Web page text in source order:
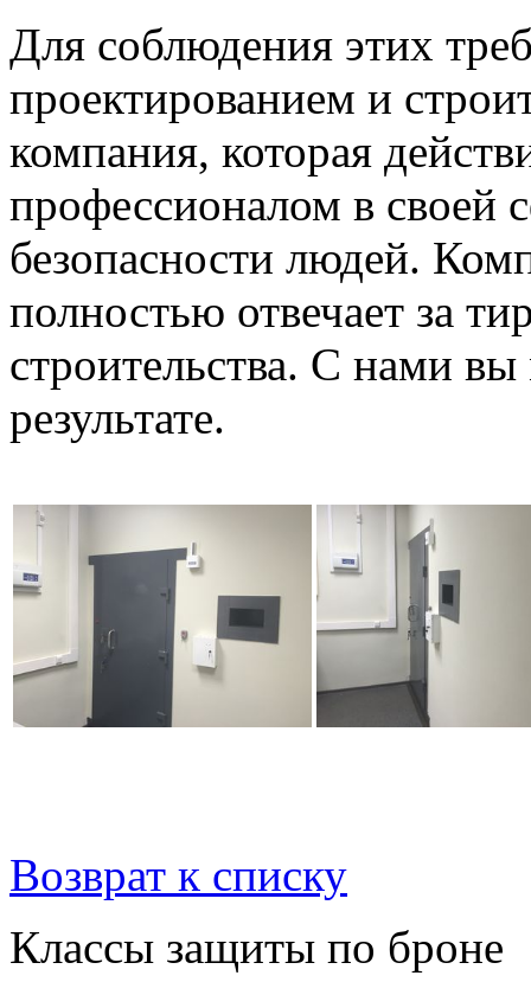
Для соблюдения этих
проектированием и
компания, которая
профессионалом в своей
безопасности людей.
полностью отвечает за
строительства. С нами
результате.
Возврат к списку
Классы защиты по броне